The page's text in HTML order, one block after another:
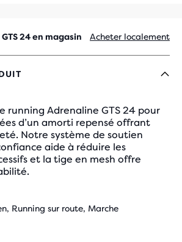
24 en magasin Acheter localement
running Adrenaline GTS 24 pour
d’un amorti repensé offrant
Notre système de soutien
aide à réduire les
et la tige en mesh offre
Running sur route, Marche